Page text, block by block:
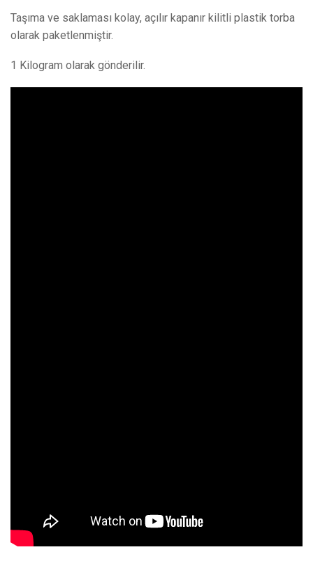
Taşıma ve saklaması kolay, açılır kapanır kilitli plastik torba
olarak paketlenmiştir.
1 Kilogram olarak gönderilir.